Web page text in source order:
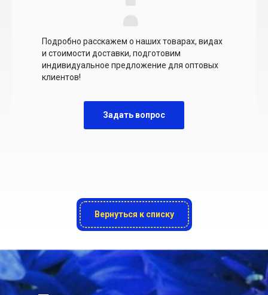
Подробно расскажем о наших товарах, видах
и стоимости доставки, подготовим
индивидуальное предложение для оптовых
клиентов!
Задать вопрос
Вернуться к списку